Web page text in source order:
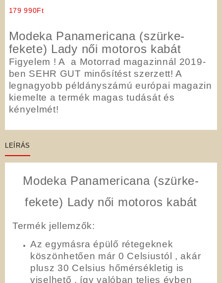
179 990Ft
Modeka Panamericana (szürke-
fekete) Lady női motoros kabát
Figyelem ! A a Motorrad magazinnál 2019-
ben SEHR GUT minősítést szerzett!A
legnagyobb példányszámú európai magazin
kiemelte a termék magas tudását és
kényelmét!
LEÍRÁS
Modeka Panamericana (szürke-
fekete) Lady női motoros kabát
Termék jellemzők:
Az egymásra épülő rétegeknek
köszönhetően már 0 Celsiustól , akár
plusz 30 Celsius hőmérsékletig is
viselhető , így valóban teljes évben